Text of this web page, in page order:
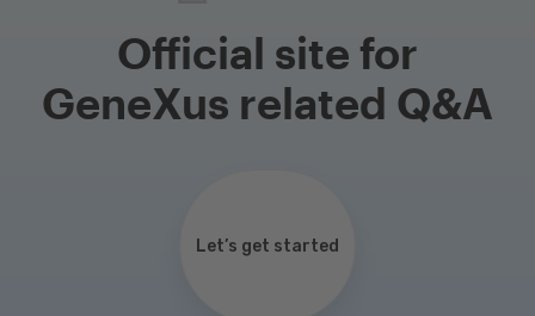
Official site for
GeneXus related Q&A
Let’s get started